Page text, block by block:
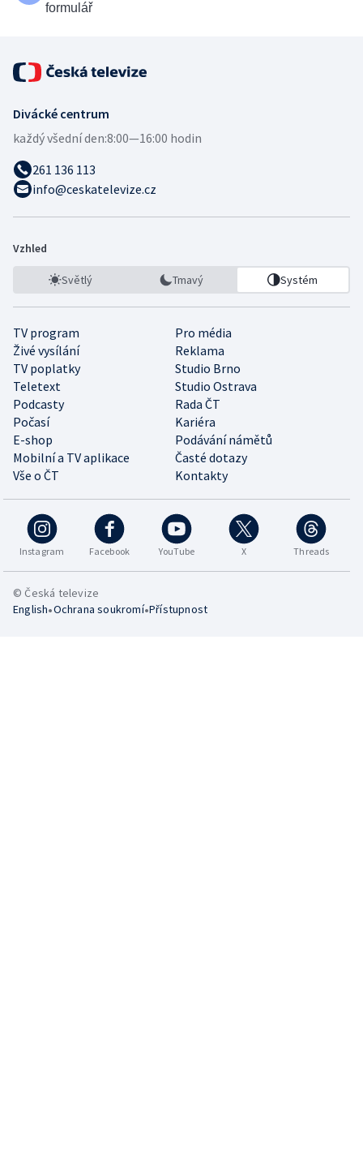
formulář
Divácké centrum
každý všední den:8:00—16:00 hodin
261 136 113
info@ceskatelevize.cz
Vzhled
Světlý Tmavý Systém
TV program
Pro média
Živé vysílání
Reklama
TV poplatky
Studio Brno
Teletext
Studio Ostrava
Podcasty
Rada ČT
Počasí
Kariéra
E-shop
Podávání námětů
Mobilní a TV aplikace
Časté dotazy
Vše o ČT
Kontakty
Instagram Facebook YouTube X Threads
© Česká televize
English•Ochrana soukromí•Přístupnost